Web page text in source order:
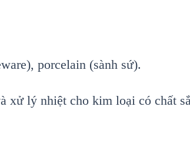
porcelain (sành sứ).
xử lý nhiệt cho kim loại có chất